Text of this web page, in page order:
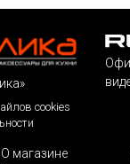
cookies
О магазине